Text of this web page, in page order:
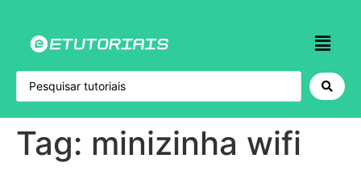
Tag: minizinha wifi